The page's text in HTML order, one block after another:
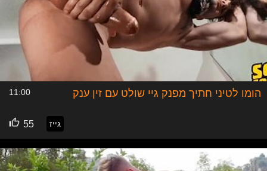
הומו לטיני חתיך מפנק גיי שולט עם זין ענק 11:00
גייז 55